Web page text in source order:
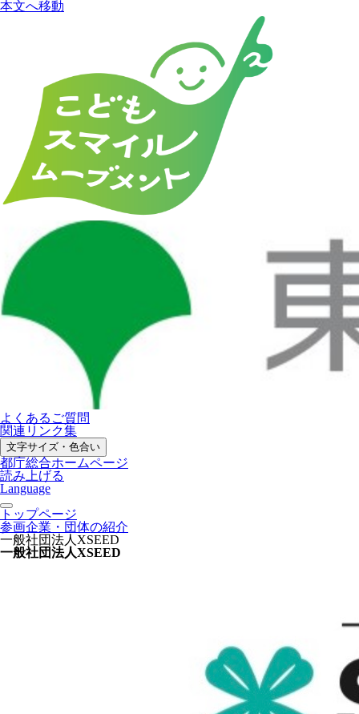
本文へ移動
よくあるご質問
関連リンク集
文字サイズ・色合い
都庁総合ホームページ
読み上げる
Language
トップページ
参画企業・団体の紹介
一般社団法人XSEED
一般社団法人XSEED